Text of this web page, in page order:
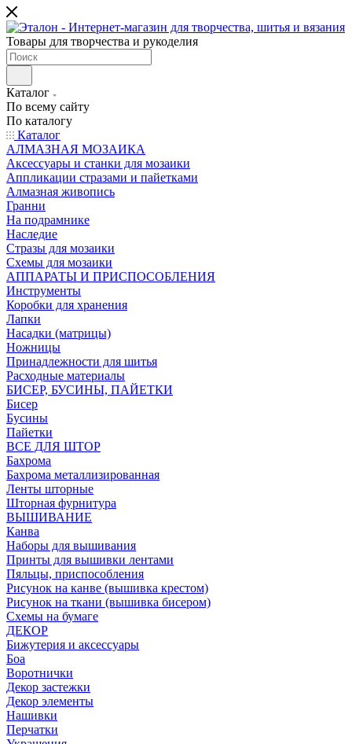
Товары для творчества и рукоделия
Каталог
По всему сайту
По каталогу
Каталог
АЛМАЗНАЯ МОЗАИКА
Аксессуары и станки для мозаики
Аппликации стразами и пайетками
Алмазная живопись
Гранни
На подрамнике
Наследие
Стразы для мозаики
Схемы для мозаики
АППАРАТЫ И ПРИСПОСОБЛЕНИЯ
Инструменты
Коробки для хранения
Лапки
Насадки (матрицы)
Ножницы
Принадлежности для шитья
Расходные материалы
БИСЕР, БУСИНЫ, ПАЙЕТКИ
Бисер
Бусины
Пайетки
ВСЕ ДЛЯ ШТОР
Бахрома
Бахрома металлизированная
Ленты шторные
Шторная фурнитура
ВЫШИВАНИЕ
Канва
Наборы для вышивания
Принты для вышивки лентами
Пяльцы, приспособления
Рисунок на канве (вышивка крестом)
Рисунок на ткани (вышивка бисером)
Схемы на бумаге
ДЕКОР
Бижутерия и аксессуары
Боа
Воротнички
Декор застежки
Декор элементы
Нашивки
Перчатки